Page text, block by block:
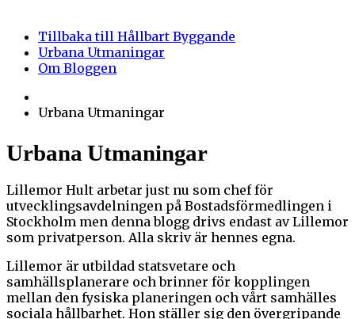
Tillbaka till Hållbart Byggande
Urbana Utmaningar
Om Bloggen
Urbana Utmaningar
Urbana Utmaningar
Lillemor Hult arbetar just nu som chef för
utvecklingsavdelningen på Bostadsförmedlingen i
Stockholm men denna blogg drivs endast av Lillemor
som privatperson. Alla skriv är hennes egna.
Lillemor är utbildad statsvetare och
samhällsplanerare och brinner för kopplingen
mellan den fysiska planeringen och vårt samhälles
sociala hållbarhet. Hon ställer sig den övergripande